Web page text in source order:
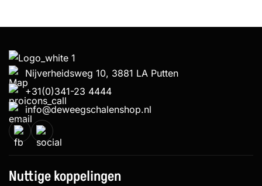
Nijverheidsweg 10, 3881 LA Putten
+31(0)341-23 4444
info@deweegschalenshop.nl
Nuttige koppelingen